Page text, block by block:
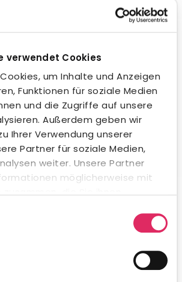
verwendet Cookies
um Inhalte und Anzeigen
Funktionen für soziale Medien
und die Zugriffe auf unsere
Außerdem geben wir
Ihrer Verwendung unserer
Partner für soziale Medien,
weiter. Unsere Partner
möglicherweise mit
die Sie ihnen
gesammelt haben.
KI-Integration.
mit Bewerbern – in
jedem Ton. Natürlich
und innerhalb gesetzlicher
beim Kandidaten-Matching
intelligenter Unterstützung.
in Concludis – oder integriere die
deine bestehenden BI-Tools für
wenn du es brauchst.